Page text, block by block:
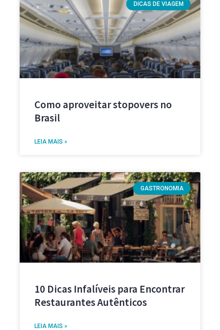
DICAS DE VIAGEM
Como aproveitar stopovers no
Brasil
LEIA MAIS »
GASTRONOMIA
10 Dicas Infalíveis para Encontrar
Restaurantes Autênticos
LEIA MAIS »